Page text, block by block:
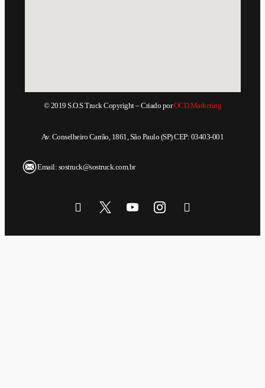
© 2019 S.O.S Truck Copyright – Criado porOCD Marketing
Av. Conselheiro Carrão, 1861, São Paulo (SP) CEP: 03403-001
Email: sostruck@sostruck.com.br